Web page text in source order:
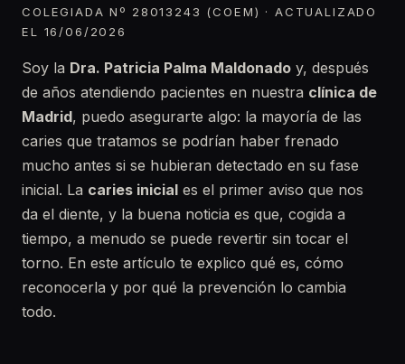
COLEGIADA Nº 28013243 (COEM) · ACTUALIZADO
EL 16/06/2026
Soy la Dra. Patricia Palma Maldonado y, después
de años atendiendo pacientes en nuestra clínica de
Madrid, puedo asegurarte algo: la mayoría de las
caries que tratamos se podrían haber frenado
mucho antes si se hubieran detectado en su fase
inicial. La caries inicial es el primer aviso que nos
da el diente, y la buena noticia es que, cogida a
tiempo, a menudo se puede revertir sin tocar el
torno. En este artículo te explico qué es, cómo
reconocerla y por qué la prevención lo cambia
todo.